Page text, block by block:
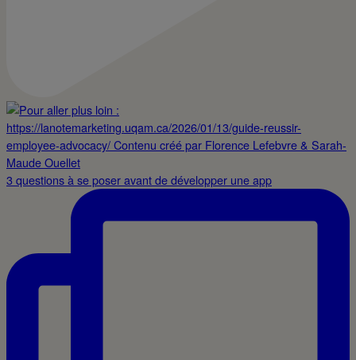
3 questions à se poser avant de développer une app